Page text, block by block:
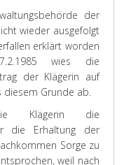
der
wieder ausgefolgt
erklärt worden
wies die
der Klägerin auf
diesem Grunde ab.
Klägerin die
die Erhaltung der
Sorge zu
weil nach